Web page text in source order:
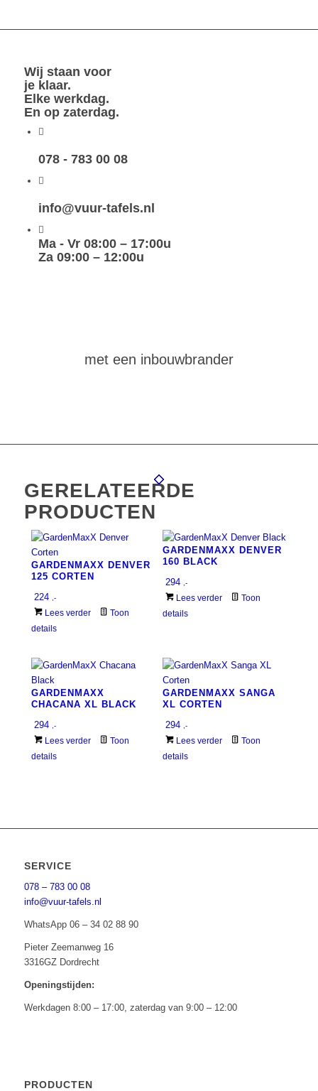
Wij staan voor
je klaar.
Elke werkdag.
En op zaterdag.
078 - 783 00 08
info@vuur-tafels.nl
Ma - Vr 08:00 – 17:00u
Za 09:00 – 12:00u
met een inbouwbrander
GERELATEERDE
PRODUCTEN
GARDENMAXX DENVER
125 CORTEN
224
,-
Lees verder
Toon
details
GARDENMAXX DENVER
160 BLACK
294
,-
Lees verder
Toon
details
GARDENMAXX
CHACANA XL BLACK
294
,-
Lees verder
Toon
details
GARDENMAXX SANGA
XL CORTEN
294
,-
Lees verder
Toon
details
SERVICE
078 – 783 00 08
info@vuur-tafels.nl
WhatsApp 06 – 34 02 88 90
Pieter Zeemanweg 16
3316GZ Dordrecht
Openingstijden:
Werkdagen 8:00 – 17:00, zaterdag van 9:00 – 12:00
PRODUCTEN